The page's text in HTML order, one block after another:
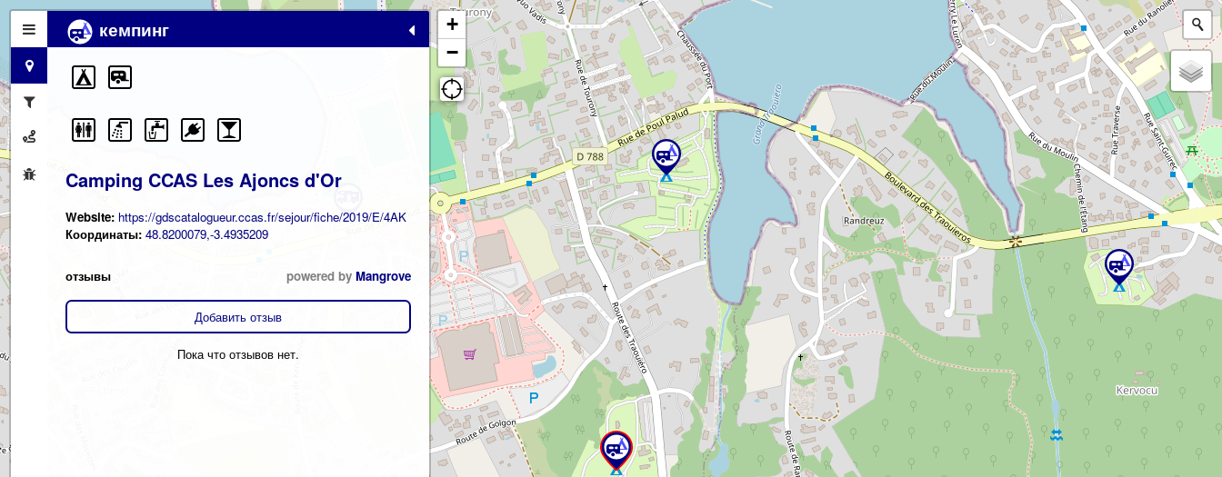
кемпинг
Camping CCAS Les Ajoncs d'Or
Website: https://gdscatalogueur.ccas.fr/sejour/fiche/2019/E/4AK
Координаты: 48.8200079,-3.4935209
отзывы powered by Mangrove
Добавить отзыв
Пока что отзывов нет.
+
−